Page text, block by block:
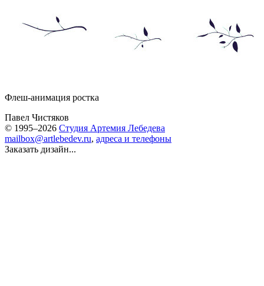
Флеш-анимация ростка
Павел Чистяков
© 1995–2026 Студия Артемия Лебедева
mailbox@artlebedev.ru, адреса и телефоны
Заказать дизайн...